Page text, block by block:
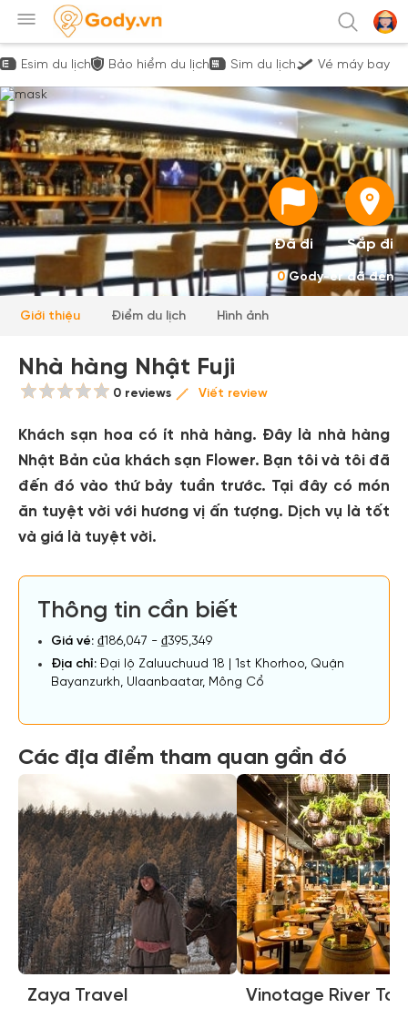
Esim du lịch Bảo hiểm du lịch Sim du lịch Vé máy bay
Đã đi Sắp đi
0Gody-er đã đến
Giới thiệu Điểm du lịch Hình ảnh
Nhà hàng Nhật Fuji
0 reviews Viết review
Khách sạn hoa có ít nhà hàng. Đây là nhà hàng
Nhật Bản của khách sạn Flower. Bạn tôi và tôi đã
đến đó vào thứ bảy tuần trước. Tại đây có món
ăn tuyệt vời với hương vị ấn tượng. Dịch vụ là tốt
và giá là tuyệt vời.
Thông tin cần biết
Giá vé: ₫186,047 - ₫395,349
Địa chỉ: Đại lộ Zaluuchuud 18 | 1st Khorhoo, Quận
Bayanzurkh, Ulaanbaatar, Mông Cổ
Các địa điểm tham quan gần đó
Zaya Travel Vinotage River